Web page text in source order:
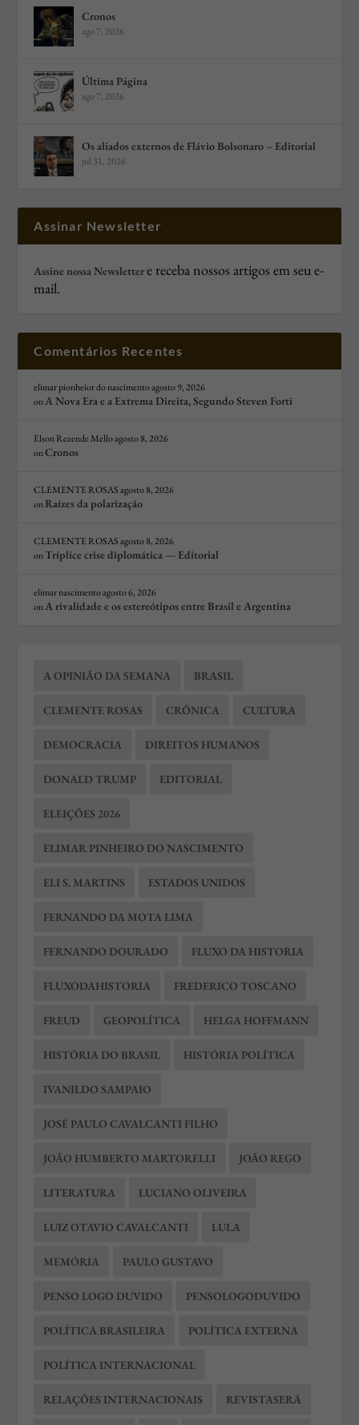
Cronos
ago 7, 2026
Última Página
ago 7, 2026
Os aliados externos de Flávio Bolsonaro – Editorial
jul 31, 2026
Assinar Newsletter
Assine nossa Newslettere receba nossos artigos em seu e-
mail.
Comentários Recentes
elimar pionheior do nascimentoagosto 9, 2026
onA Nova Era e a Extrema Direita, Segundo Steven Forti
Elson Rezende Melloagosto 8, 2026
onCronos
CLEMENTE ROSAS agosto 8, 2026
onRaízes da polarização
CLEMENTE ROSAS agosto 8, 2026
onTríplice crise diplomática — Editorial
elimar nascimentoagosto 6, 2026
onA rivalidade e os estereótipos entre Brasil e Argentina
A OPINIÃO DA SEMANA BRASIL
CLEMENTE ROSAS CRÔNICA CULTURA
DEMOCRACIA DIREITOS HUMANOS
DONALD TRUMP EDITORIAL
ELEIÇÕES 2026
ELIMAR PINHEIRO DO NASCIMENTO
ELI S. MARTINS ESTADOS UNIDOS
FERNANDO DA MOTA LIMA
FERNANDO DOURADO FLUXO DA HISTORIA
FLUXODAHISTORIA FREDERICO TOSCANO
FREUD GEOPOLÍTICA HELGA HOFFMANN
HISTÓRIA DO BRASIL HISTÓRIA POLÍTICA
IVANILDO SAMPAIO
JOSÉ PAULO CAVALCANTI FILHO
JOÃO HUMBERTO MARTORELLI JOÃO REGO
LITERATURA LUCIANO OLIVEIRA
LUIZ OTAVIO CAVALCANTI LULA
MEMÓRIA PAULO GUSTAVO
PENSO LOGO DUVIDO PENSOLOGODUVIDO
POLÍTICA BRASILEIRA POLÍTICA EXTERNA
POLÍTICA INTERNACIONAL
RELAÇÕES INTERNACIONAIS REVISTASERÁ